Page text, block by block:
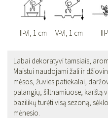
II-VI, 1 cm V-VI, 1 cm
Labai dekoratyvi tamsiais,
Maistui naudojami žali ir
mėsos, žuvies patiekalai,
palangių, šiltnamiuose, karštą
bazilikų turėti visą sezoną,
mėnesio.